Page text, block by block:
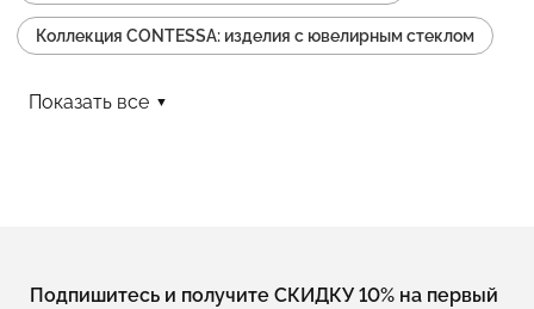
Коллекция CONTESSA: изделия с ювелирным стеклом
Коллекция CONTESSA: изделия серьги
Показать все
Подпишитесь и получите СКИДКУ 10% на первый